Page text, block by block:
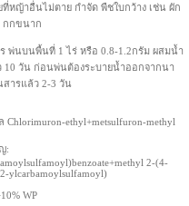
หญ้าอื่นไม่ตาย กำจัด พืชใบกว้าง เช่น ผัก
กกขนาก
พ่นบนพื้นที่ 1 ไร่ หรือ 0.8-1.2กรัม ผสมน้ำ
วัน ก่อนพ่นต้องระบายน้ำออกจากนา
ารแล้ว 2-3 วัน
ethyl+metsulfuron-methyl
:
2-(4-
ylcarbamoylsulfamoyl)
WP